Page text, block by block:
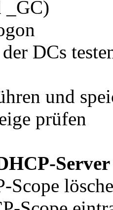
_GC)
DCs
und
prüfen
Server
Scope